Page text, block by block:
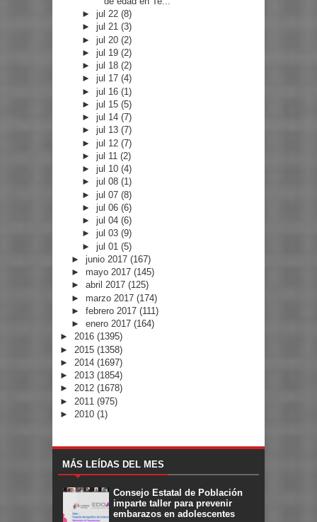
►jul 22(8)
►jul 21(3)
►jul 20(2)
►jul 19(2)
►jul 18(2)
►jul 17(4)
►jul 16(1)
►jul 15(5)
►jul 14(7)
►jul 13(7)
►jul 12(7)
►jul 11(2)
►jul 10(4)
►jul 08(1)
►jul 07(8)
►jul 06(6)
►jul 04(6)
►jul 03(9)
►jul 01(5)
► junio 2017 (167)
► mayo 2017 (145)
► abril 2017 (125)
► marzo 2017 (174)
► febrero 2017 (111)
► enero 2017 (164)
► 2016 (1395)
► 2015 (1358)
► 2014 (1697)
► 2013 (1854)
► 2012 (1678)
► 2011 (975)
► 2010 (1)
MÁS LEÍDAS DEL MES
Consejo Estatal de Población
imparte taller para prevenir
embarazos en adolescentes